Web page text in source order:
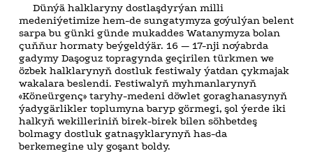
Dünýä halklaryny dostlaşdyrýan milli
medeniýetimize hem-de sungatymyza goýulýan belent
sarpa bu günki günde mukaddes Watanymyza bolan
çuňňur hormaty beýgeldýär. 16 — 17-nji noýabrda
gadymy Daşoguz topragynda geçirilen türkmen we
özbek halklarynyň dostluk festiwaly ýatdan çykmajak
wakalara beslendi. Festiwalyň myhmanlarynyň
«Köneürgenç» taryhy-medeni döwlet goraghanasynyň
ýadygärlikler toplumyna baryp görmegi, şol ýerde iki
halkyň wekilleriniň birek-birek bilen söhbetdeş
bolmagy dostluk gatnaşyklarynyň has-da
berkemegine uly goşant boldy.